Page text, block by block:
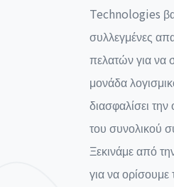
Technologies
συλλεγμένες
πελατών για να
μονάδα
διασφαλίσει την
του συνολικού
Ξεκινάμε από
για να ορίσουμε